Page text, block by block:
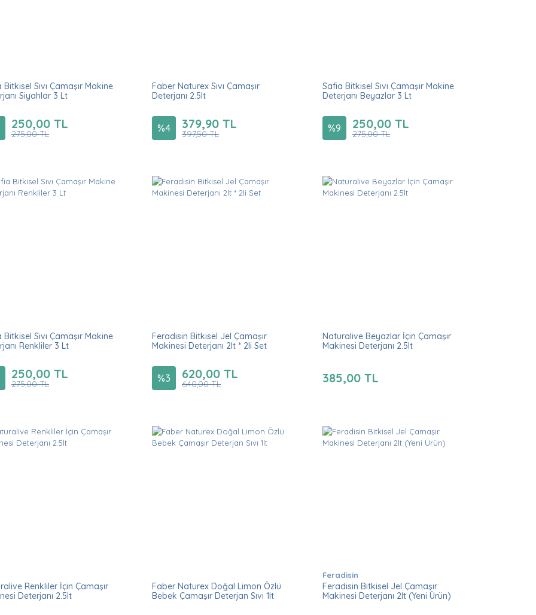
Bitkisel Sıvı Çamaşır Makine
Siyahlar 3 Lt
250,00 TL
275,00 TL
Faber Naturex Sıvı Çamaşır
Deterjanı 2.5lt
%4 379,90 TL
397,50 TL
Safia Bitkisel Sıvı Çamaşır Makine
Deterjanı Beyazlar 3 Lt
%9 250,00 TL
275,00 TL
Bitkisel Sıvı Çamaşır Makine
Renkliler 3 Lt
250,00 TL
275,00 TL
Feradisin Bitkisel Jel Çamaşır
Makinesi Deterjanı 2lt * 2li Set
%3 620,00 TL
640,00 TL
Naturalive Beyazlar İçin Çamaşır
Makinesi Deterjanı 2.5lt
385,00 TL
Renkliler İçin Çamaşır
Deterjanı 2.5lt
Faber Naturex Doğal Limon Özlü
Bebek Çamaşır Deterjan Sıvı 1lt
Feradisin
Feradisin Bitkisel Jel Çamaşır
Makinesi Deterjanı 2lt (Yeni Ürün)